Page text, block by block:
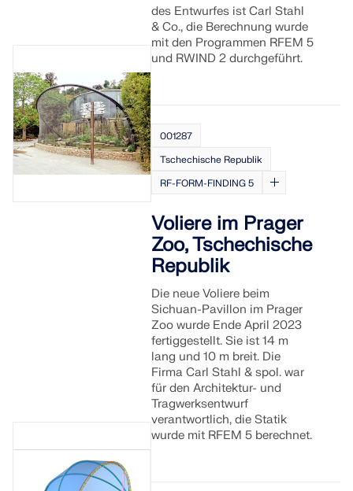
CFD-Software für digitale Windkanäle
Dlubal API
Ihr Tor zur parametrischen Modellierung und
API entdecken
Anwendungen
Modellobjekte
SUPPORT ERHALTEN
KOSTENLOSE LIZENZ ERHALTEN
MIT DEM SUPPORT IN VERBINDUNG TRETEN
OFFENE STELLEN ENTDECKEN
des Entwurfes ist Carl Stahl
& Co., die Berechnung wurde
mit den Programmen RFEM 5
und RWIND 2 durchgeführt.
001287
Tschechische Republik
RF-FORM-FINDING 5
Voliere im Prager
Zoo, Tschechische
Republik
Die neue Voliere beim
Sichuan-Pavillon im Prager
Zoo wurde Ende April 2023
fertiggestellt. Sie ist 14 m
lang und 10 m breit. Die
Firma Carl Stahl & spol. war
für den Architektur- und
Tragwerksentwurf
verantwortlich, die Statik
wurde mit RFEM 5 berechnet.